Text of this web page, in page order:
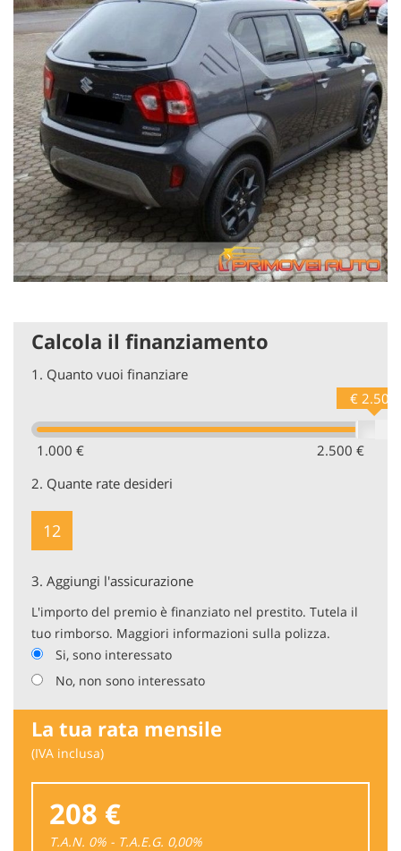
Calcola il finanziamento
1. Quanto vuoi finanziare
1.000 € 2.500 €
€ 2.500
2. Quante rate desideri
12
3. Aggiungi l'assicurazione
L'importo del premio è finanziato nel prestito. Tutela il
tuo rimborso. Maggiori informazioni sulla polizza.
Si, sono interessato
No, non sono interessato
La tua rata mensile
(IVA inclusa)
208 €
T.A.N. 0% - T.A.E.G. 0,00%